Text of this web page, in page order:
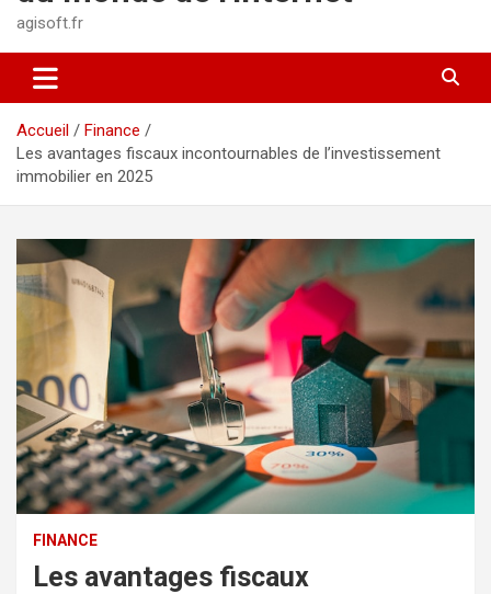
agisoft.fr
Accueil
Finance
Les avantages fiscaux incontournables de l’investissement
immobilier en 2025
FINANCE
Les avantages fiscaux